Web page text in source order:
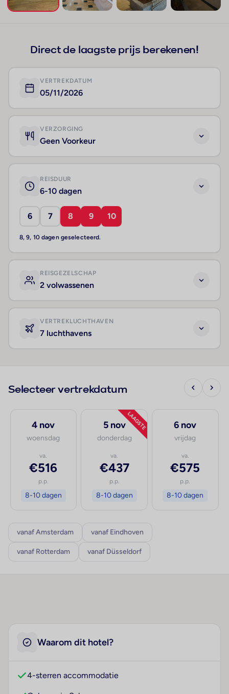
Direct de laagste prijs berekenen!
VERTREKDATUM
05/11/2026
VERZORGING
Geen Voorkeur
REISDUUR
6-10 dagen
6 7 8 9 10
8, 9, 10 dagen geselecteerd.
REISGEZELSCHAP
2 volwassenen
VERTREKLUCHTHAVEN
7 luchthavens
Selecteer vertrekdatum
4 nov
woensdag
va.
€516
p.p.
8-10 dagen
LAAGSTE
5 nov
donderdag
va.
€437
p.p.
8-10 dagen
6 nov
vrijdag
va.
€575
p.p.
8-10 dagen
vanaf Amsterdam vanaf Eindhoven
vanaf Rotterdam vanaf Düsseldorf
Waarom dit hotel?
4-sterren accommodatie